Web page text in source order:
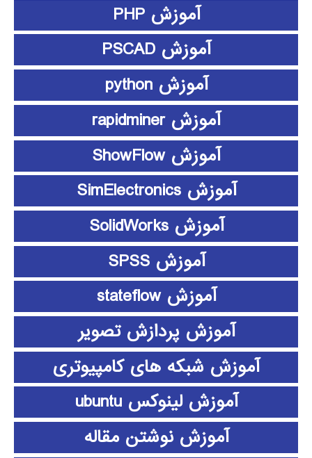
آموزش PHP
آموزش PSCAD
آموزش python
آموزش rapidminer
آموزش ShowFlow
آموزش SimElectronics
آموزش SolidWorks
آموزش SPSS
آموزش stateflow
آموزش پردازش تصویر
آموزش شبکه های کامپیوتری
آموزش لینوکس ubuntu
آموزش نوشتن مقاله